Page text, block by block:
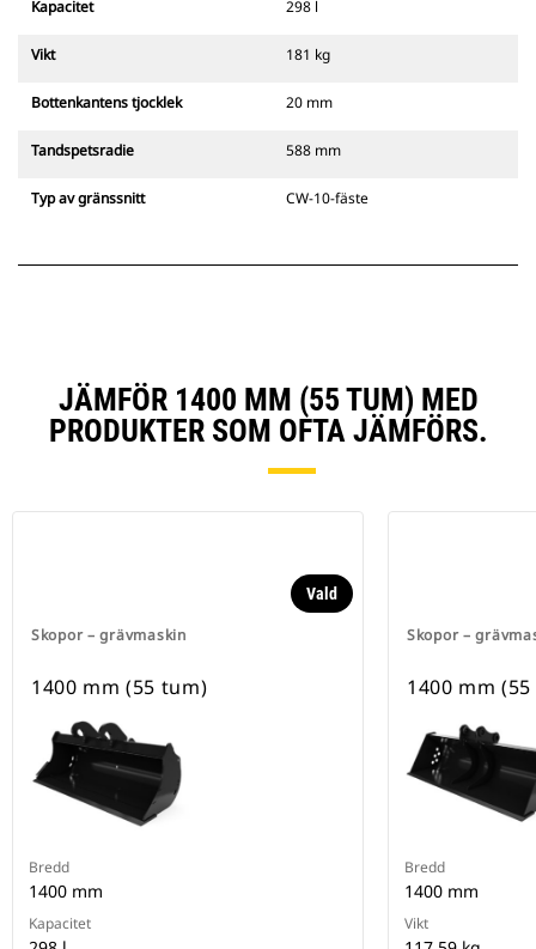
Kapacitet 298 l
Vikt 181 kg
Bottenkantens tjocklek 20 mm
Tandspetsradie 588 mm
Typ av gränssnitt CW-10-fäste
JÄMFÖR 1400 MM (55 TUM) MED
PRODUKTER SOM OFTA JÄMFÖRS.
Skopor – grävmaskin
Vald
1400 mm (55 tum)
Bredd
1400 mm
Kapacitet
Skopor –
1400 mm
Bredd
1400 mm
Vikt